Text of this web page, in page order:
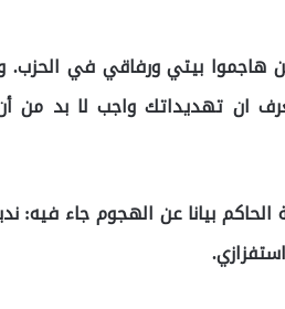
بيتي ورفاقي في الحزب.
ان تهديداتك واجب لا بد من
الحاكم بيانا عن الهجوم جاء